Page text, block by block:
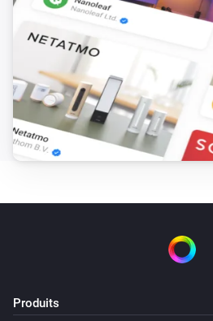
Plejd thermostat
Désactiver
Plejd thermostat
Alterner activé ou désactivé
Produits